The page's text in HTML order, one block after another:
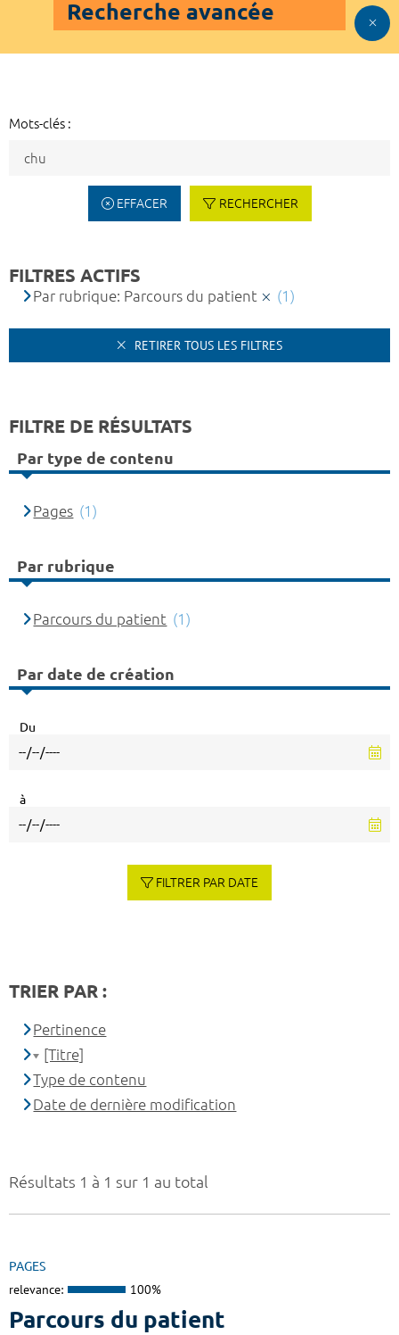
Recherche avancée
Mots-clés :
EFFACER RECHERCHER
Résultats 1 à 1 sur 1 au total
PAGES
relevance: 100%
Parcours du patient
FILTRES ACTIFS
Par rubrique: Parcours du patient (1)
RETIRER TOUS LES FILTRES
FILTRE DE RÉSULTATS
Par type de contenu
Pages (1)
Par rubrique
Parcours du patient (1)
Par date de création
Du
à
FILTRER PAR DATE
TRIER PAR :
Pertinence
[Titre]
Type de contenu
Date de dernière modification